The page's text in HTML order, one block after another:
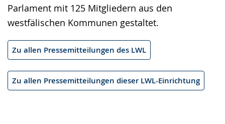
Parlament mit 125 Mitgliedern aus den
westfälischen Kommunen gestaltet.
Zu allen Pressemitteilungen des LWL
Zu allen Pressemitteilungen dieser LWL-Einrichtung